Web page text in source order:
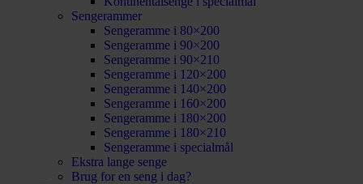
Sengerammer
Sengeramme i 80×200
Sengeramme i 90×200
Sengeramme i 90×210
Sengeramme i 120×200
Sengeramme i 140×200
Sengeramme i 160×200
Sengeramme i 180×200
Sengeramme i 180×210
Sengeramme i specialmål
Ekstra lange senge
Brug for en seng i dag?